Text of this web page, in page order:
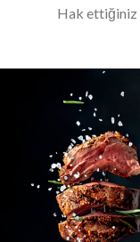
Hak ettiğiniz